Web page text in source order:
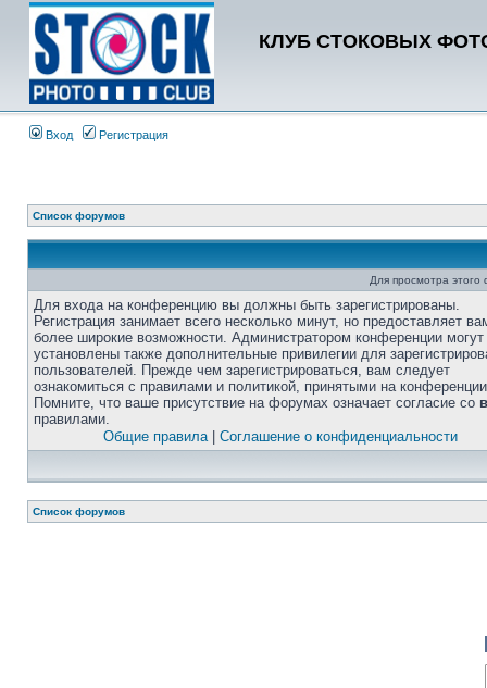
КЛУБ СТОКОВЫХ
Вход Регистрация
Список форумов
Для просмотра
Для входа на конференцию вы должны быть зарегистрированы.
Регистрация занимает всего несколько минут, но предоставляет
более широкие возможности. Администратором конференции
установлены также дополнительные привилегии для
пользователей. Прежде чем зарегистрироваться, вам следует
ознакомиться с правилами и политикой, принятыми на
Помните, что ваше присутствие на форумах означает согласие со
правилами.
Общие правила| Соглашение о конфиденциальности
Список форумов